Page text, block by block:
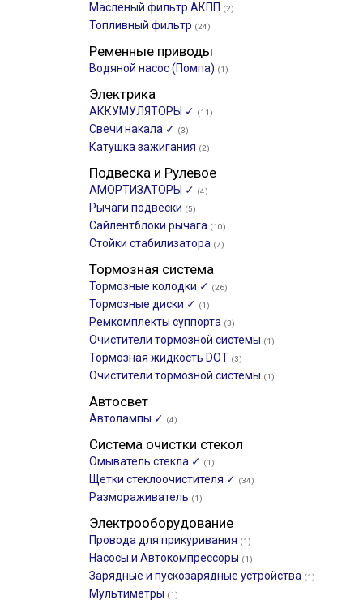
Масленый фильтр АКПП (2)
Топливный фильтр (24)
Ременные приводы
Водяной насос (Помпа) (1)
Электрика
АККУМУЛЯТОРЫ ✓ (11)
Свечи накала ✓ (3)
Катушка зажигания (2)
Подвеска и Рулевое
АМОРТИЗАТОРЫ ✓ (4)
Рычаги подвески (5)
Сайлентблоки рычага (10)
Стойки стабилизатора (7)
Тормозная система
Тормозные колодки ✓ (26)
Тормозные диски ✓ (1)
Ремкомплекты суппорта (3)
Очистители тормозной системы (1)
Тормозная жидкость DOT (3)
Очистители тормозной системы (1)
Автосвет
Автолампы ✓ (4)
Система очистки стекол
Омыватель стекла ✓ (1)
Щетки стеклоочистителя ✓ (34)
Размораживатель (1)
Электрооборудование
Провода для прикуривания (1)
Насосы и Автокомпрессоры (1)
Зарядные и пускозарядные устройства (1)
Мультиметры (1)